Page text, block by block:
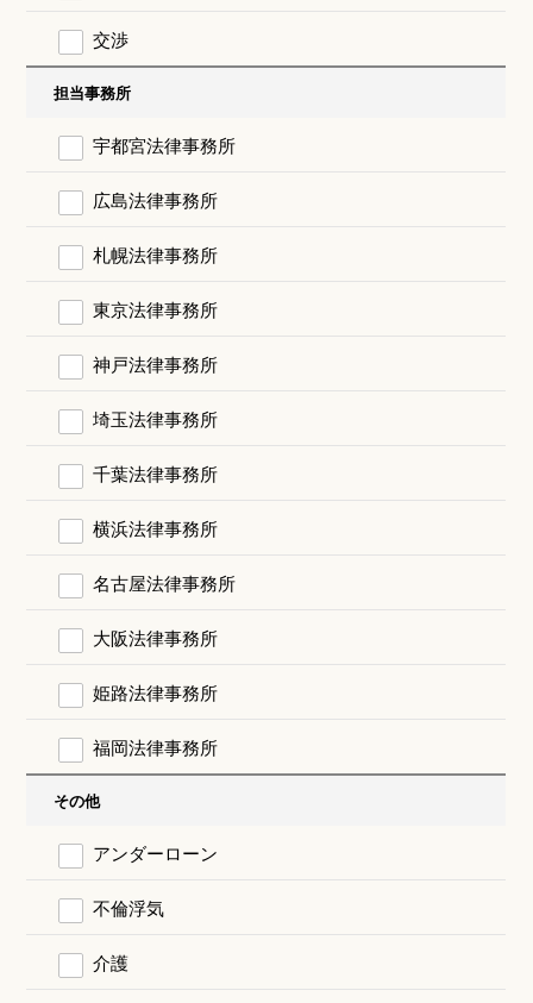
交渉
担当事務所
宇都宮法律事務所
広島法律事務所
札幌法律事務所
東京法律事務所
神戸法律事務所
埼玉法律事務所
千葉法律事務所
横浜法律事務所
名古屋法律事務所
大阪法律事務所
姫路法律事務所
福岡法律事務所
その他
アンダーローン
不倫浮気
介護